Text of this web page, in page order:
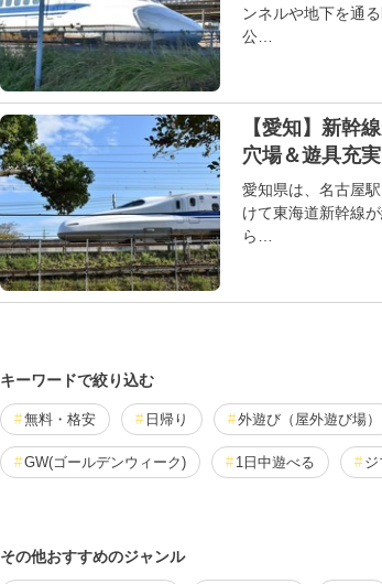
ンネルや地下を通
公…
【愛知】新幹
穴場＆遊具充
愛知県は、名古屋
けて東海道新幹線
ら…
キーワードで絞り込む
無料・格安 日帰り 外遊び（屋外遊び場）
GW(ゴールデンウィーク) 1日中遊べる ジ
その他おすすめのジャンル